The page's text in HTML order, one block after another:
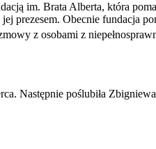
im. Brata Alberta, która
prezesem. Obecnie fundacja
z osobami z
Następnie poślubiła